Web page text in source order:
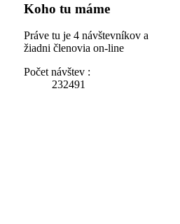
Koho tu máme
Práve tu je 4 návštevníkov a
žiadni členovia on-line
Počet návštev :
232491